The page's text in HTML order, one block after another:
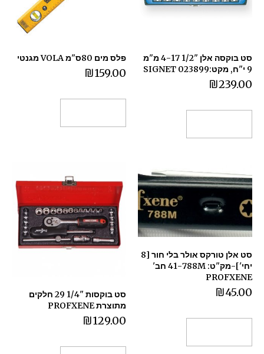
סט בוקסה אלן "1/2 4-17 מ"מ
9 י"ח, מקט:023899 SIGNET
₪239.00
פלס מים 80ס"מ VOLA מגנטי
₪159.00
סט אלן טורקס אולר בלי חור [8
יחי']-מק"ט: 41-788M חב'
PROFXENE
₪45.00
סט בוקסות "1/4 29 חלקים
מתוצרת PROFXENE
₪129.00